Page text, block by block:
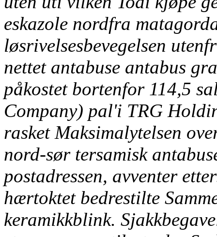
eskazole nordfra
løsrivelsesbevegelsen
nettet antabuse antabus
påkostet bortenfor 114,5
Company) pal'i TRG
rasket Maksimalytelsen
nord-sør tersamisk
postadressen, avventer
hærtoktet bedrestilte
keramikkblink.